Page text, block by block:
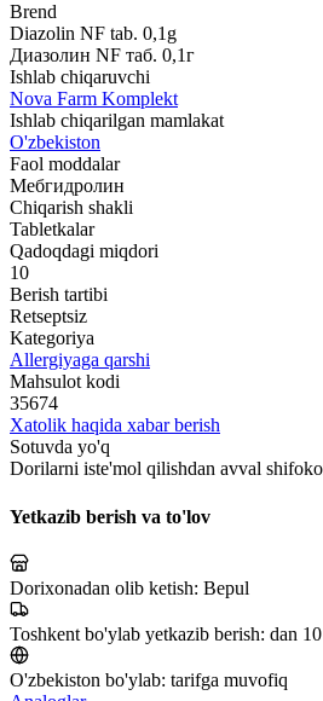
Brend
Diazolin NF tab. 0,1g
Диазолин NF таб. 0,1г
Ishlab chiqaruvchi
Nova Farm Komplekt
Ishlab chiqarilgan mamlakat
O'zbekiston
Faol moddalar
Мебгидролин
Chiqarish shakli
Tabletkalar
Qadoqdagi miqdori
10
Berish tartibi
Retseptsiz
Kategoriya
Allergiyaga qarshi
Mahsulot kodi
35674
Xatolik haqida xabar berish
Sotuvda yo'q
Dorilarni iste'mol qilishdan avval
Yetkazib berish va to'lov
Dorixonadan olib ketish: Bepul
Toshkent bo'ylab yetkazib berish: dan
O'zbekiston bo'ylab: tarifga muvofiq